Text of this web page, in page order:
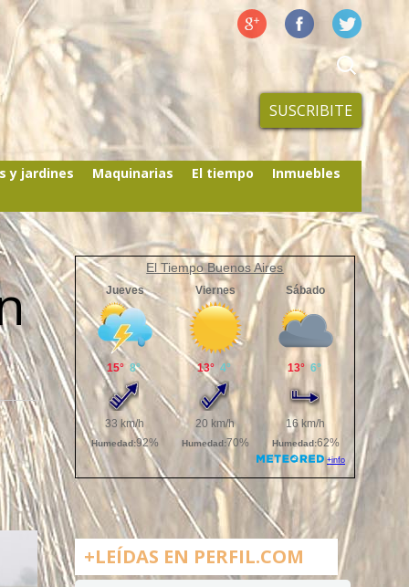
SUSCRIBITE
y jardines Maquinarias El tiempo
Inmuebles
El Tiempo Buenos Aires
+LEÍDAS EN PERFIL.COM